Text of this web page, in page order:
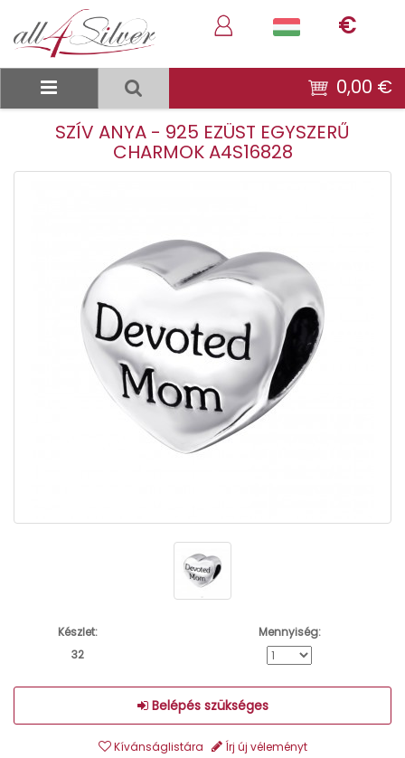
€
0,00 €
SZÍV ANYA - 925 EZÜST EGYSZERŰ
CHARMOK A4S16828
Készlet:
32
Mennyiség:
Belépés szükséges
Kívánságlistára Írj új véleményt